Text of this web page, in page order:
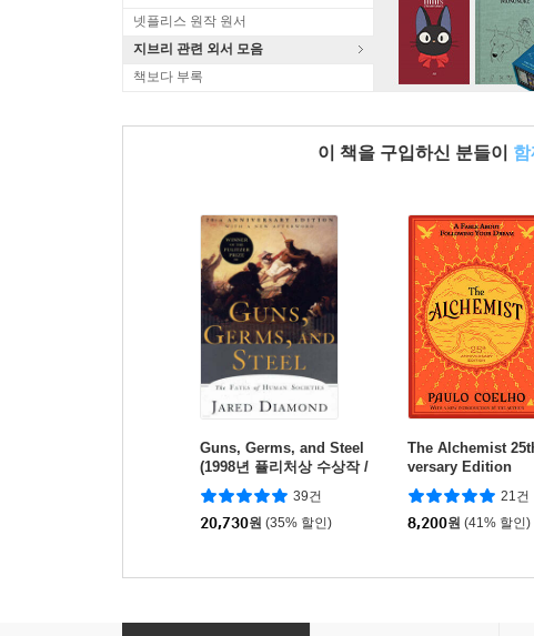
넷플리스 원작 원서
지브리 관련 외서 모음
책보다 부록
이 책을 구입하신 분들이 함
Guns, Germs, and Steel
(1998년 퓰리처상 수상작 /
20주년 기념판)
39건
20,730원 (35% 할인)
The Alchemist
versary Edition
21건
8,200원 (41% 할인)